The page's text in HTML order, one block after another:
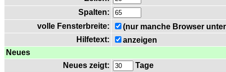
Spalten:
volle Fensterbreite:
(nur manche Browser
Hilfetext:
anzeigen
Neues
Neues zeigt:
Tage